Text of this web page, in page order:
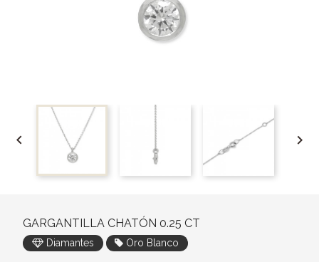
 
GARGANTILLA CHATÓN 0.25 CT
Diamantes Oro Blanco